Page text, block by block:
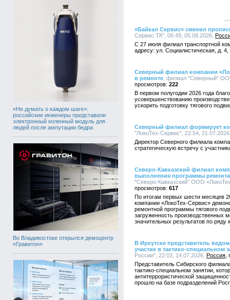
«Не думать о каждом шаге»:
российские инженеры представили
электронный коленный модуль для
людей после ампутации бедра
Во Владивостоке открылся демоцентр
«Гравитон»
«Байкал Сервис» сменил
Сервис ТК", 06:49, 05.08.2026,
С 27 июля филиал транспортной
адресу: ул. Социалистическая, д. 4,
Северный филиал компании
в ремонте , филиал "Северный"
222
В первом полугодии 2026 года
усовершенствованию
ускорить подготовку тягового
Северный филиал формирует
"ЛокоТех-Сервис", 22:54,
Директор Северного филиала
стратегическую встречу с
Северо-Кавказский филиал
выполнения программы ремонта
"Северо-Кавказский" ООО
617
По итогам первых шести месяцев
компании «ЛокоТех-Сервис»
ремонтной программы тягового
загруженность производственных
значительных результатов по
В Иркутске представитель
участие в тактико-специальном
России", 22:03, 14.07.2026, Россия
Представитель Сибирского
тактико-специальном занятии,
антитеррористической
прошло на базе подразделений